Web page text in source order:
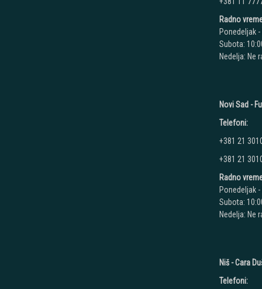
Radno
Ponedeljak
Subota:
Nedelja: Ne
Novi Sad -
Telefoni:
+381 21
+381 21
Radno
Ponedeljak
Subota:
Nedelja: Ne
Niš - Cara
Telefoni: